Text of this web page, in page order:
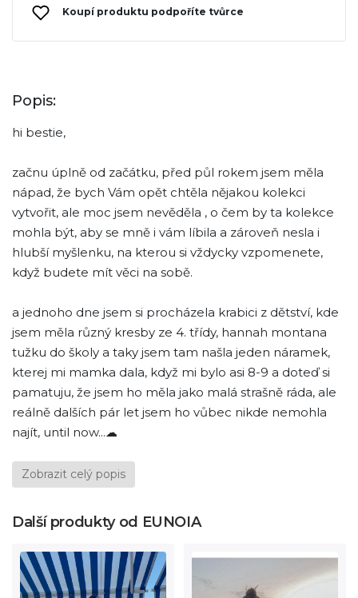
Koupí produktu podpoříte tvůrce
Popis:
hi bestie,
začnu úplně od začátku, před půl rokem jsem měla
nápad, že bych Vám opět chtěla nějakou kolekci
vytvořit, ale moc jsem nevěděla , o čem by ta kolekce
mohla být, aby se mně i vám líbila a zároveň nesla i
hlubší myšlenku, na kterou si vždycky vzpomenete,
když budete mít věci na sobě.
a jednoho dne jsem si procházela krabici z dětství, kde
jsem měla různý kresby ze 4. třídy, hannah montana
tužku do školy a taky jsem tam našla jeden náramek,
kterej mi mamka dala, když mi bylo asi 8-9 a doteď si
pamatuju, že jsem ho měla jako malá strašně ráda, ale
reálně dalších pár let jsem ho vůbec nikde nemohla
najít, until now...☁
Zobrazit celý popis
Další produkty od EUNOIA